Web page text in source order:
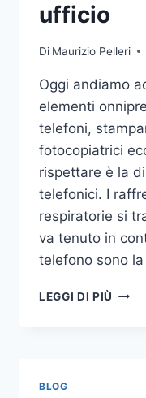
ufficio
Di Maurizio Pelleri
Oggi andiamo
elementi
telefoni,
fotocopiatrici
rispettare è la
telefonici. I
respiratorie si
va tenuto in
telefono sono
LEGGI DI PIÙ UN
BLOG